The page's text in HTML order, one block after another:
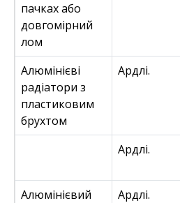
пачках або
довгомірний
лом
Алюмінієві
радіатори з
пластиковим
брухтом
Ардлі.
Ардлі.
Алюмінієвий
Ардлі.